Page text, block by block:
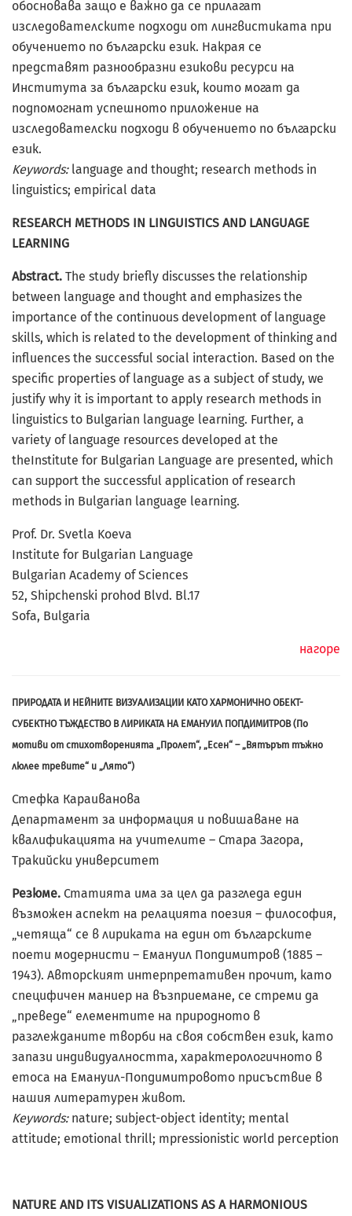
обосновава защо е важно да се прилагат
изследователските подходи от лингвистиката при
обучението по български език. Накрая се
представят разнообразни езикови ресурси на
Института за български език, които могат да
подпомогнат успешното приложение на
изследователски подходи в обучението по български
език.
Keywords:language and thought; research methods in
linguistics; empirical data
RESEARCH METHODS IN LINGUISTICS AND LANGUAGE
LEARNING
Abstract. The study briefly discusses the relationship
between language and thought and emphasizes the
importance of the continuous development of language
skills, which is related to the development of thinking and
influences the successful social interaction. Based on the
specific properties of language as a subject of study, we
justify why it is important to apply research methods in
linguistics to Bulgarian language learning. Further, a
variety of language resources developed at the
theInstitute for Bulgarian Language are presented, which
can support the successful application of research
methods in Bulgarian language learning.
Prof. Dr. Svetla Koeva
Institute for Bulgarian Language
Bulgarian Academy of Sciences
52, Shipchenski prohod Blvd. Bl.17
Sofa, Bulgaria
нагоре
ПРИРОДАТА И НЕЙНИТЕ ВИЗУАЛИЗАЦИИ КАТО ХАРМОНИЧНО ОБЕКТ-
СУБЕКТНО ТЪЖДЕСТВО В ЛИРИКАТА НА ЕМАНУИЛ ПОПДИМИТРОВ (По
мотиви от стихотворенията „Пролет“, „Есен“ – „Вятърът тъжно
люлее тревите“ и „Лято“)
Стефка Караиванова
Департамент за информация и повишаване на
квалификацията на учителитe – Стара Загора,
Тракийски университет
Резюме. Статията има за цел да разгледа един
възможен аспект на релацията поезия – философия,
„четяща“ се в лириката на един от българските
поети модернисти – Емануил Попдимитров (1885 –
1943). Авторският интерпретативен прочит, като
специфичен маниер на възприемане, се стреми да
„преведе“ елементите на природното в
разглежданите творби на своя собствен език, като
запази индивидуалността, характерологичното в
етоса на Емануил-Попдимитровото присъствие в
нашия литературен живот.
Keywords:nature; subject-object identity; mental
attitude; emotional thrill; mpressionistic world perception
NATURE AND ITS VISUALIZATIONS AS A HARMONIOUS